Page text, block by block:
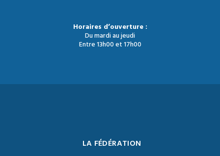
Horaires d’ouverture :
Du mardi au jeudi
Entre 13h00 et 17h00
LA FÉDÉRATION